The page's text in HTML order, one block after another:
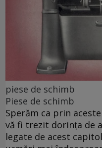
piese de schimb
Piese de schimb
Sperăm ca prin
vă fi trezit dorința de
legate de acest